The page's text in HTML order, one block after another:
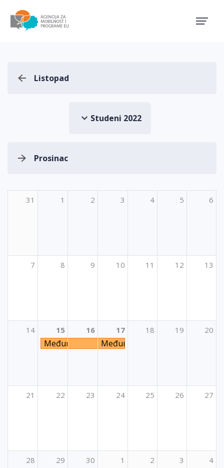
Listopad
Studeni 2022
Prosinac
31 1 2 3 4 5 6
7 8 9 10 11 12 13
14 15
Međunarodni LTA seminar
16 17
Međunarodni LTA seminar
18 19 20
21 22 23 24 25 26 27
28 29 30 1 2 3 4